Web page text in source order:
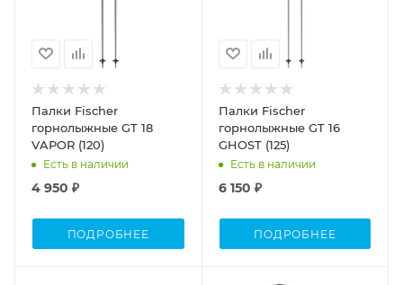
Палки Fischer
горнолыжные GT 18
VAPOR (120)
Есть в наличии
4 950 ₽
ПОДРОБНЕЕ
Палки Fischer
горнолыжные GT 16
GHOST (125)
Есть в наличии
6 150 ₽
ПОДРОБНЕЕ